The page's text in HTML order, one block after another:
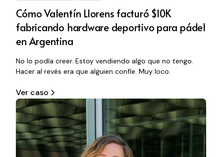
Cómo Valentín Llorens facturó $10K
fabricando hardware deportivo para pádel
en Argentina
No lo podía creer. Estoy vendiendo algo que no tengo.
Hacer al revés era que alguien confíe. Muy loco.
Ver caso